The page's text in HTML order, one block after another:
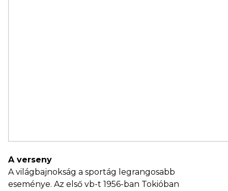
A verseny
A világbajnokság a sportág legrangosabb
eseménye. Az első vb-t 1956-ban Tokióban